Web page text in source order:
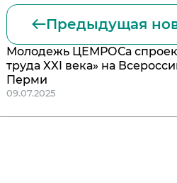
Предыдущая
Молодежь ЦЕМРОСа
труда XXI века» на
Перми
09.07.2025